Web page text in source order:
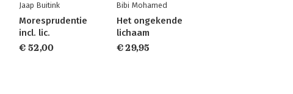
Jaap Buitink
Moresprudentie
incl. lic.
€ 52,00
Bibi Mohamed
Het ongekende
lichaam
€ 29,95